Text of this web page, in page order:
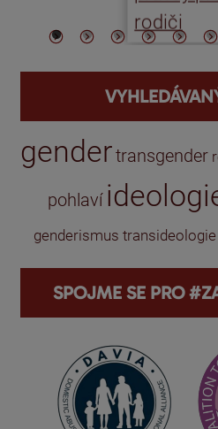
rodiči
gendertransgender
pohlaví
genderismus transideologie
SPOJME SE PRO